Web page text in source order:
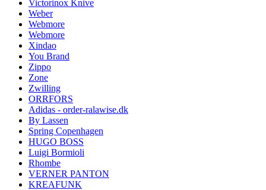
Victorinox Knive
Weber
Webmore
Webmore
Xindao
You Brand
Zippo
Zone
Zwilling
ORRFORS
Adidas - order-ralawise.dk
By Lassen
Spring Copenhagen
HUGO BOSS
Luigi Bormioli
Rhombe
VERNER PANTON
KREAFUNK